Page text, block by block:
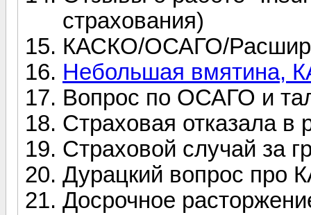
страхования)
КАСКО/ОСАГО/
Небольшая вмятина,
Вопрос по ОСАГО и
Страховая отказала в
Страховой случай за
Дурацкий вопрос про
Досрочное